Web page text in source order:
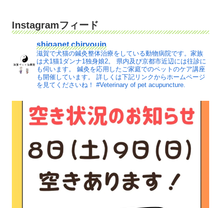
Instagramフィード
shigapet.chiryouin
滋賀で犬猫の鍼灸整体治療をしている動物病院です。家族
は犬1猫1ダンナ1独身娘2。
県内及び京都市近辺には往診に
も伺います。
鍼灸を応用したご家庭でのペットのケア講座
も開催しています。
詳しくは下記リンクからホームページ
を見てくださいね！ #Veterinary of pet acupuncture.